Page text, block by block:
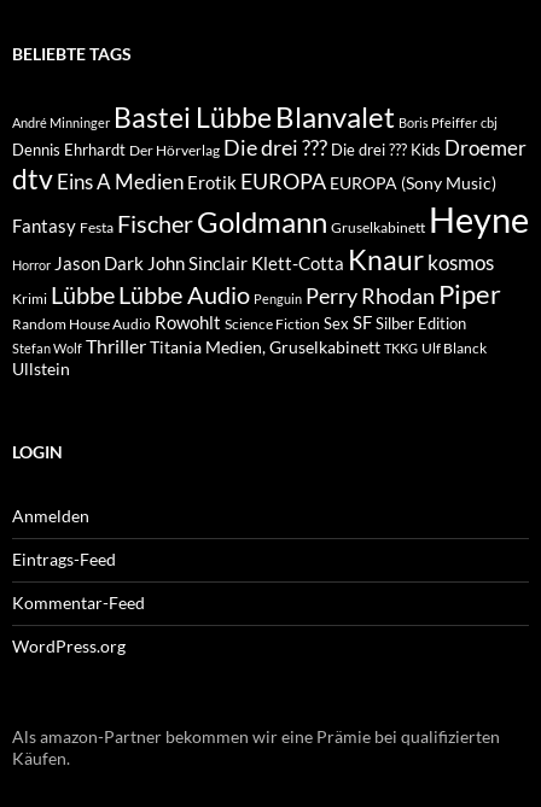
BELIEBTE TAGS
André Minninger Bastei Lübbe Blanvalet Boris Pfeiffer cbj
Dennis Ehrhardt Der Hörverlag Die drei ??? Die drei ??? Kids Droemer
dtvEins A Medien Erotik EUROPA EUROPA (Sony Music)
Fantasy Festa FischerGoldmann Gruselkabinett Heyne
Horror Jason Dark John Sinclair Klett-Cotta Knaur kosmos
Krimi LübbeLübbe Audio Penguin Perry Rhodan Piper
Random House Audio Rowohlt Science Fiction Sex SFSilber Edition
Stefan Wolf ThrillerTitania Medien, Gruselkabinett TKKG Ulf Blanck
Ullstein
LOGIN
Anmelden
Eintrags-Feed
Kommentar-Feed
WordPress.org
Als amazon-Partner bekommen wir eine Prämie bei qualifizierten
Käufen.